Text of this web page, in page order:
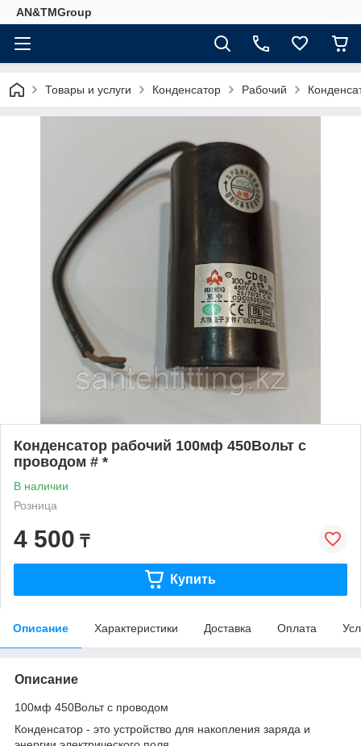
AN&TMGroup
Товары и услуги Конденсатор Рабочий
Конденсатор рабочий 100мф 450Вольт с
проводом # *
В наличии
Розница
4 500 ₸
Купить
Описание Характеристики Доставка Оплата
Описание
100мф 450Вольт с проводом
Конденсатор - это устройство для накопления заряда и